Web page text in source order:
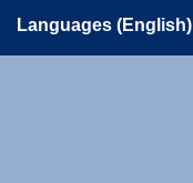
Languages (English)